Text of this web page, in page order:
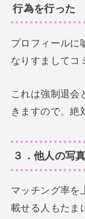
行為を行った
プロフィールに
なりすましてコ
これは強制退会
きますので、絶
３．他人の写
マッチング率を
載せる人もたま